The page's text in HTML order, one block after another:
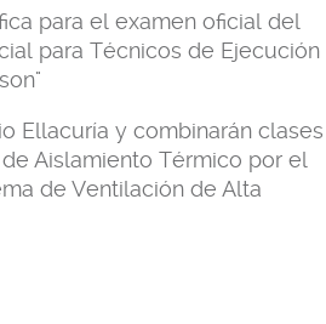
para el examen oficial del
para Técnicos de Ejecución
Ellacuría y combinarán clases
Aislamiento Térmico por el
de Ventilación de Alta